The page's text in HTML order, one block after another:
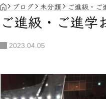
HOME
ブログ 未分類 ご進級・
ご進級・ご進
2023.04.05